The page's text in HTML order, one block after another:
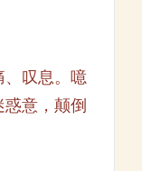
、叹息。噫
意，颠倒